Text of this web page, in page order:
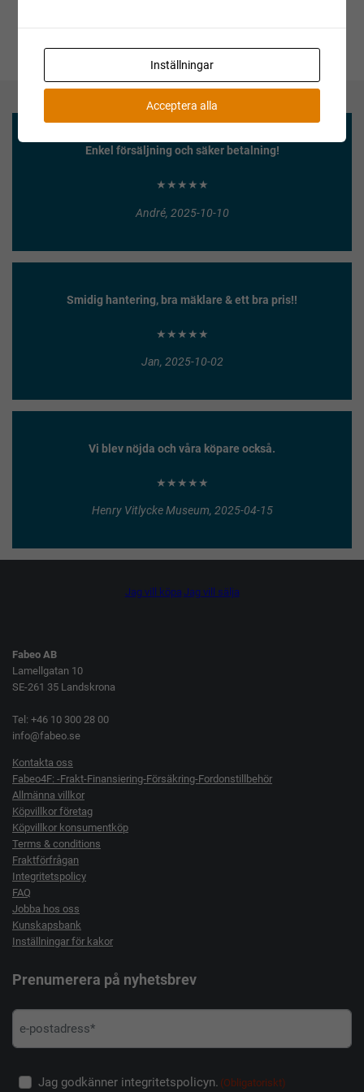
Enkel försäljning och säker betalning!
★★★★★
André, 2025-10-10
Smidig hantering, bra mäklare & ett bra pris!!
★★★★★
Jan, 2025-10-02
Vi blev nöjda och våra köpare också.
★★★★★
Henry Vitlycke Museum, 2025-04-15
Jag vill köpa Jag vill sälja
Fabeo AB
Lamellgatan 10
SE-261 35 Landskrona
Tel: +46 10 300 28 00
info@fabeo.se
Kontakta oss
Fabeo4F: -Frakt-Finansiering-Försäkring-Fordonstillbehör
Allmänna villkor
Köpvillkor företag
Köpvillkor konsumentköp
Terms & conditions
Fraktförfrågan
Integritetspolicy
FAQ
Jobba hos oss
Kunskapsbank
Inställningar för kakor
Prenumerera på nyhetsbrev
Jag godkänner integritetspolicyn. (Obligatoriskt)
Inställningar
Acceptera alla